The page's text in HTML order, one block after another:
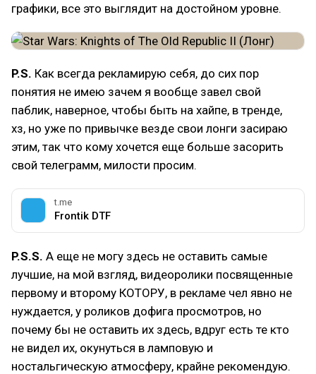
графики, все это выглядит на достойном уровне.
P.S. Как всегда рекламирую себя, до сих пор
понятия не имею зачем я вообще завел свой
паблик, наверное, чтобы быть на хайпе, в тренде,
хз, но уже по привычке везде свои лонги засираю
этим, так что кому хочется еще больше засорить
свой телеграмм, милости просим.
t.me
Frontik DTF
P.S.S. А еще не могу здесь не оставить самые
лучшие, на мой взгляд, видеоролики посвященные
первому и второму КОТОРУ, в рекламе чел явно не
нуждается, у роликов дофига просмотров, но
почему бы не оставить их здесь, вдруг есть те кто
не видел их, окунуться в ламповую и
ностальгическую атмосферу, крайне рекомендую.